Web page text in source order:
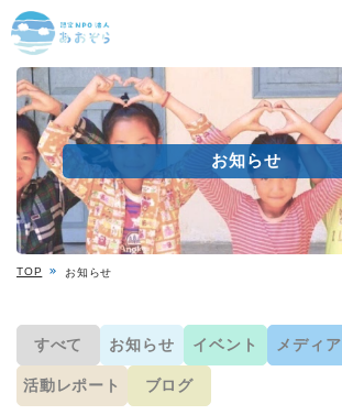
お知らせ
TOP お知らせ
すべて お知らせ イベント メディア
活動レポート ブログ